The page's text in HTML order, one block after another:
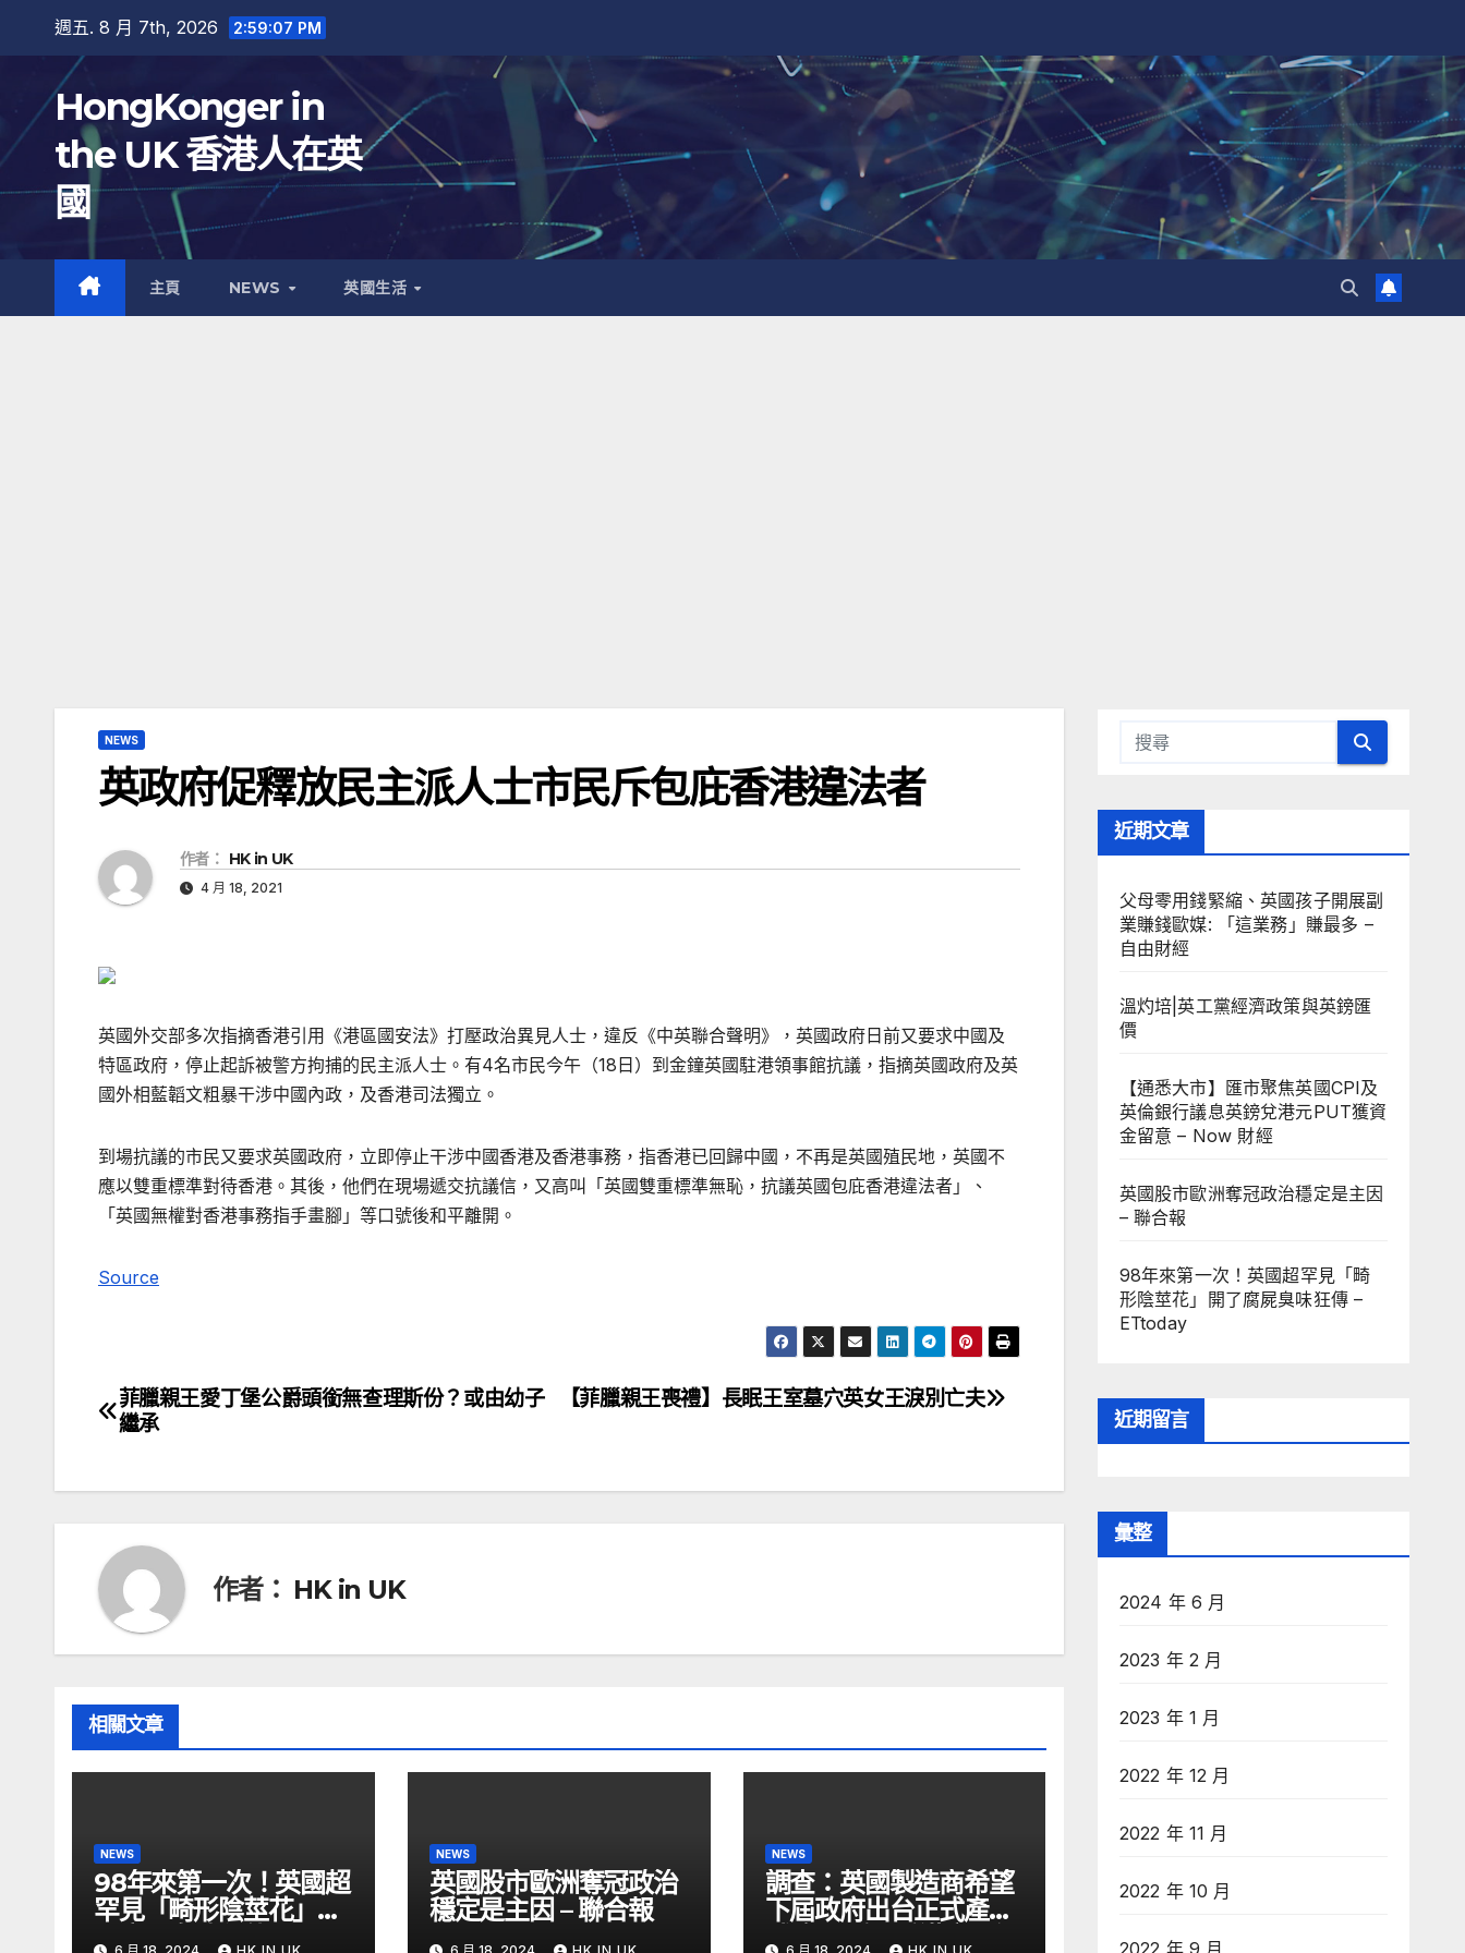
週五. 8 月 7th, 2026 2:59:08 PM
HongKonger in
the UK 香港人在英
國
主頁 NEWS 英國生活
NEWS
英政府促釋放民主派人士市民斥包庇香港違法者
作者： HK in UK
4 月 18, 2021
英國外交部多次指摘香港引用《港區國安法》打壓政治異見人士，違反《中英聯合聲明》，英國政府日前又要求中國及
特區政府，停止起訴被警方拘捕的民主派人士。有4名市民今午（18日）到金鐘英國駐港領事館抗議，指摘英國政府及英
國外相藍韜文粗暴干涉中國內政，及香港司法獨立。
到場抗議的市民又要求英國政府，立即停止干涉中國香港及香港事務，指香港已回歸中國，不再是英國殖民地，英國不
應以雙重標準對待香港。其後，他們在現場遞交抗議信，又高叫「英國雙重標準無恥，抗議英國包庇香港違法者」、
「英國無權對香港事務指手畫腳」等口號後和平離開。
Source
文
導
覽
【菲臘親王喪禮】長眠王室墓穴英女王淚別亡夫
菲臘親王愛丁堡公爵頭銜無查理斯份？或由幼子
繼承
作者： HK in UK
相關文章
NEWS
98年來第一次！英國超
罕見「畸形陰莖花」開
了腐屍臭味狂傳 –
NEWS
英國股市歐洲奪冠政治
穩定是主因 – 聯合報
NEWS
調查：英國製造商希望
下屆政府出台正式產業
戰略- 國際- 香港文匯網
近期文章
父母零用錢緊縮、英國孩子開展副
業賺錢歐媒: 「這業務」賺最多 –
自由財經
溫灼培|英工黨經濟政策與英鎊匯
價
【通悉大市】匯市聚焦英國CPI及
英倫銀行議息英鎊兌港元PUT獲資
金留意 – Now 財經
英國股市歐洲奪冠政治穩定是主因
– 聯合報
98年來第一次！英國超罕見「畸
形陰莖花」開了腐屍臭味狂傳 –
ETtoday
近期留言
彙整
2024 年 6 月
2023 年 2 月
2023 年 1 月
2022 年 12 月
2022 年 11 月
2022 年 10 月
2022 年 9 月